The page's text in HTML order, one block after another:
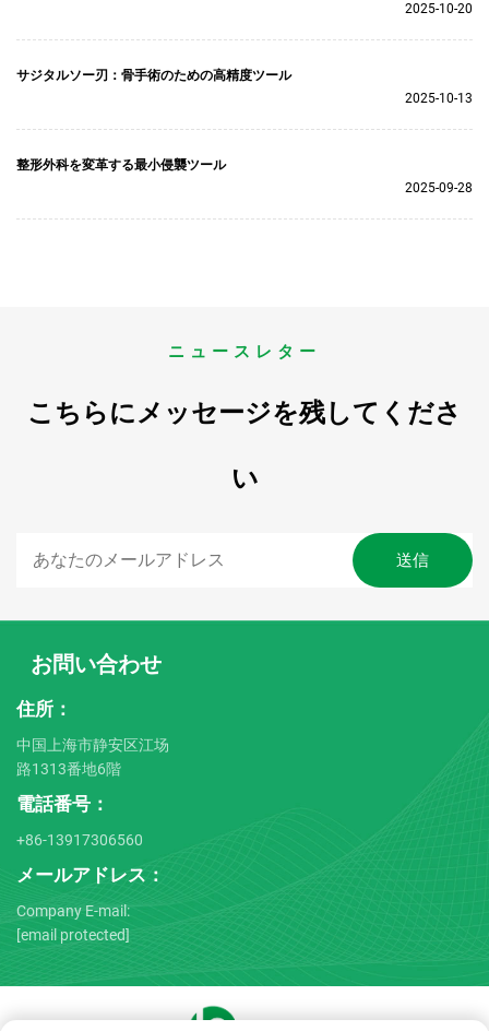
2025-10-20
サジタルソー刃：骨手術のための高精度ツール
2025-10-13
整形外科を変革する最小侵襲ツール
2025-09-28
ニュースレター
こちらにメッセージを残してくださ
い
お問い合わせ
住所：
中国上海市静安区江场
路1313番地6階
電話番号：
+86-13917306560
メールアドレス：
Company E-mail:
[email protected]